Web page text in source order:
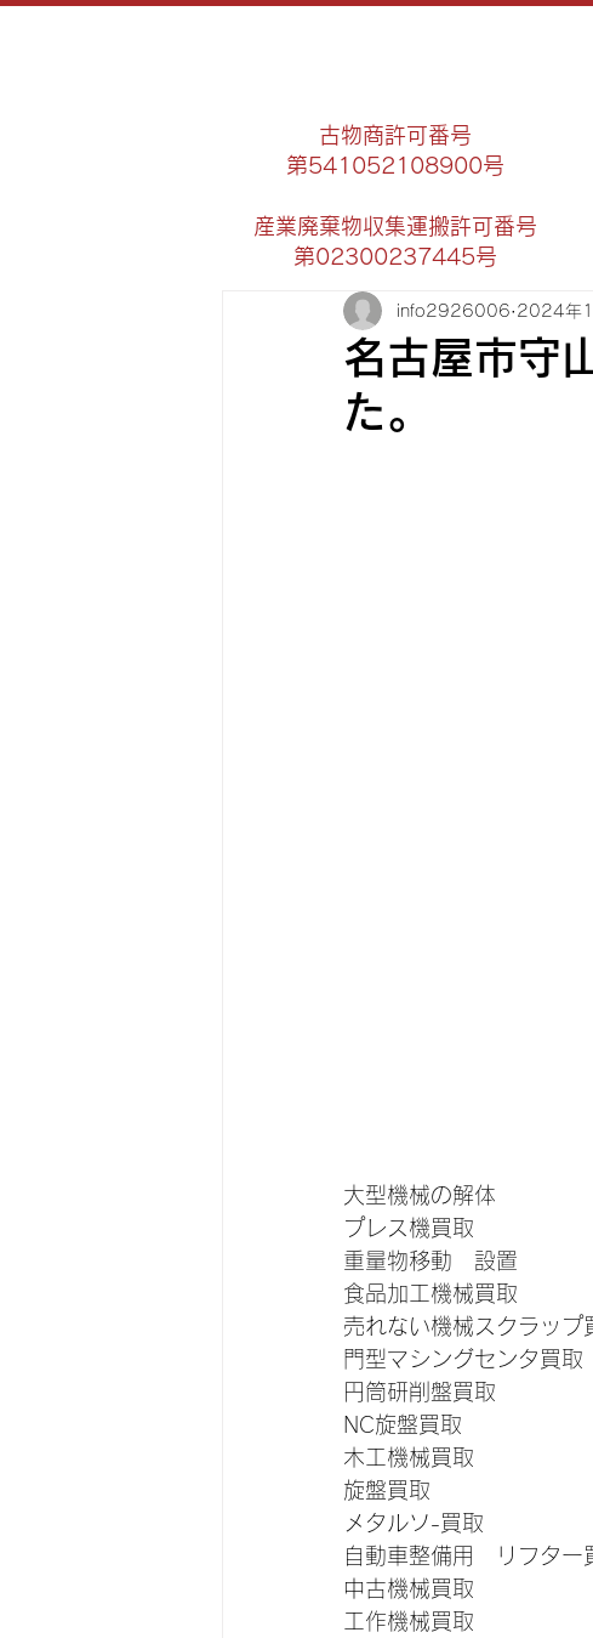
古物商許可番号
第541052108900号
​産業廃棄物収集運搬許可番号
第02300237445号
名古屋市守
た。
info2926006 2024年
大型機械の解体
プレス機買取
重量物移動　設置
食品加工機械買取
売れない機械スクラップ
門型マシングセンタ買取
円筒研削盤買取
NC旋盤買取
木工機械買取
旋盤買取
メタルソ-買取
自動車整備用　リフター
中古機械買取
工作機械買取